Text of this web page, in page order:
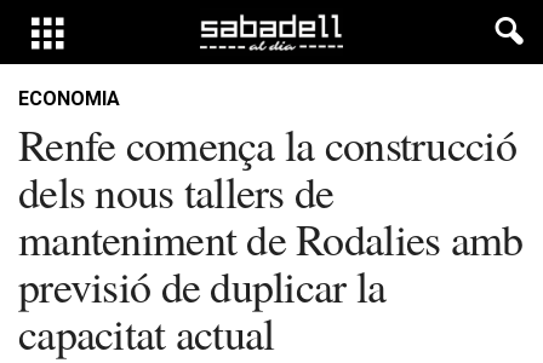
ECONOMIA
Renfe comença la construcció
dels nous tallers de
manteniment de Rodalies amb
previsió de duplicar la
capacitat actual